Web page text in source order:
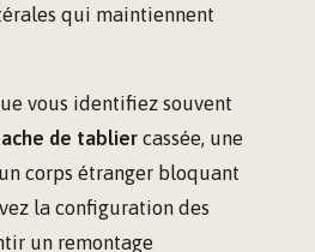
qui maintiennent
vous identifiez souvent
de tablier cassée, une
corps étranger bloquant
la configuration des
un remontage